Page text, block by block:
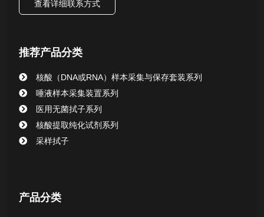
核酸提取或纯化试剂
清洁验证棉签系列
动物检测试剂
查看详细联系方式
推荐产品分类
核酸（DNA或RNA）样本采集与保存套装系列
唾液样本采集装置系列
医用无菌拭子系列
核酸提取纯化试剂系列
采样拭子
产品分类